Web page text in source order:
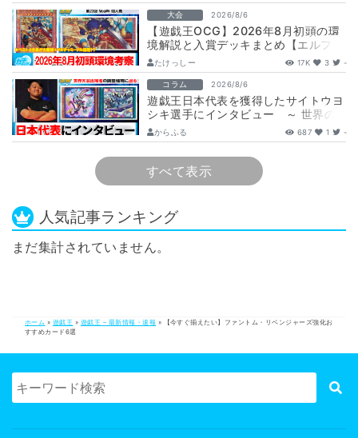
大会 2026/8/6
【遊戯王OCG】2026年8月初頭の環
境解説と入賞デッキまとめ【エルフェ
ンノーツ/トゥーン/キラーチューン/
ウ…
たけっしー 17K 3 -
コラム 2026/8/6
遊戯王日本代表を獲得したサイトウヨ
シキ選手にインタビュー ～ 世界の
舞台へ挑む、サイトウ選手の軌跡と決
意 ～
からふる 687 1 -
すべて表示
人気記事ランキング
まだ集計されていません。
ホーム » 遊戯王 » 遊戯王 – 最新情報・速報 »
【今すぐ揃えたい】ファントム・リベンジャーズ強化お
すすめカード6選